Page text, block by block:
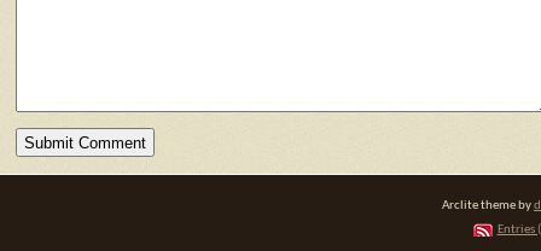
Arclite theme by
Entries